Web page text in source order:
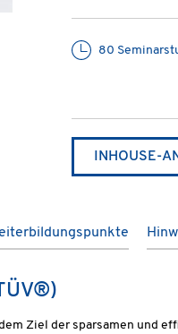
80
INHOUSE-
Ziel der sparsamen und